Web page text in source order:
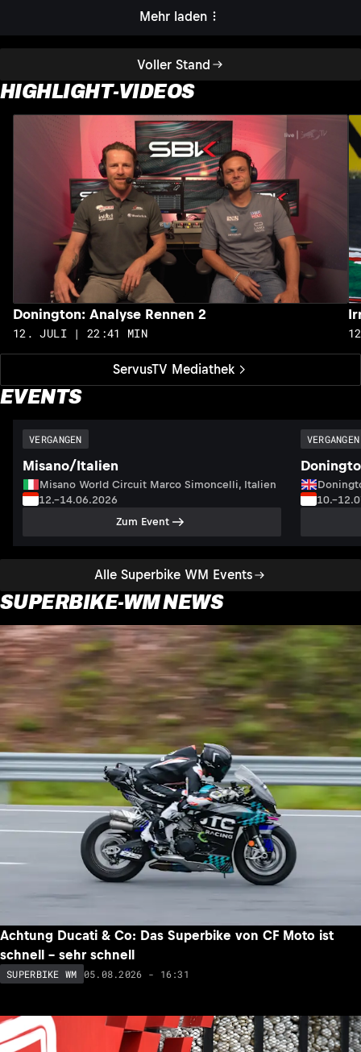
Voller Stand
Mehr laden
HIGHLIGHT-VIDEOS
ServusTV Mediathek
Donington: Analyse Rennen 2
12. JULI | 22:41 MIN
EVENTS
Alle Superbike WM Events
VERGANGEN
Misano/Italien
Misano World Circuit Marco Simoncelli, Italien
12.–14.06.2026
Zum Event
VERGANGEN
SUPERBIKE-WM NEWS
Achtung Ducati & Co: Das Superbike von CF Moto ist
schnell – sehr schnell
SUPERBIKE WM 05.08.2026 - 16:31